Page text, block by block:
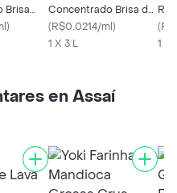
Brisa
)
Concentrado Brisa de
Verão
(R$0.0214/ml)
1 X 3 L
(
1 X
en Assaí